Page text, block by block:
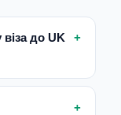
до UK